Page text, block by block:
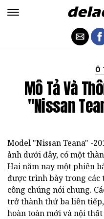
Ô
Mô Tả Và
"Nissan
Model "Nissan Teana" -
ảnh dưới đây, có một
Hai năm nay một phiên
được trình bày trong các
công chúng nói chung.
trở thành thứ ba liên
hoàn toàn mới và nội